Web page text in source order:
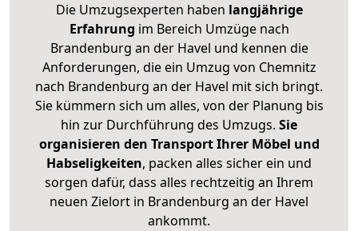
Die Umzugsexperten haben langjährige
Erfahrung im Bereich Umzüge nach
Brandenburg an der Havel und kennen die
Anforderungen, die ein Umzug von Chemnitz
nach Brandenburg an der Havel mit sich bringt.
Sie kümmern sich um alles, von der Planung bis
hin zur Durchführung des Umzugs. Sie
organisieren den Transport Ihrer Möbel und
Habseligkeiten, packen alles sicher ein und
sorgen dafür, dass alles rechtzeitig an Ihrem
neuen Zielort in Brandenburg an der Havel
ankommt.